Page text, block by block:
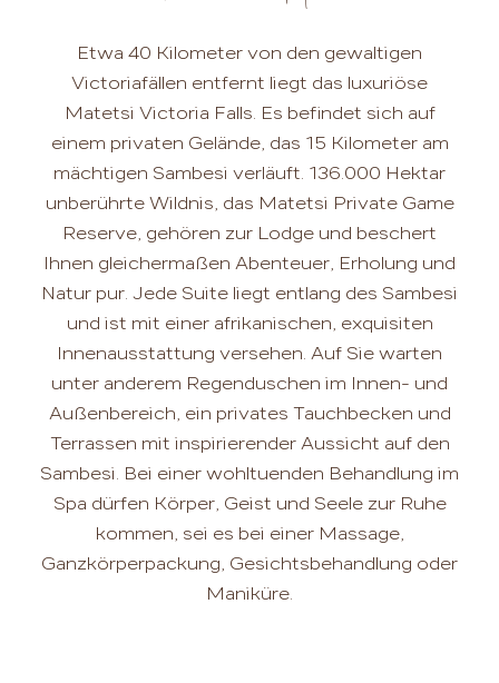
Etwa 40 Kilometer von den gewaltigen
Victoriafällen entfernt liegt das luxuriöse
Matetsi Victoria Falls. Es befindet sich auf
einem privaten Gelände, das 15 Kilometer am
mächtigen Sambesi verläuft. 136.000 Hektar
unberührte Wildnis, das Matetsi Private Game
Reserve, gehören zur Lodge und beschert
Ihnen gleichermaßen Abenteuer, Erholung und
Natur pur. Jede Suite liegt entlang des Sambesi
und ist mit einer afrikanischen, exquisiten
Innenausstattung versehen. Auf Sie warten
unter anderem Regenduschen im Innen- und
Außenbereich, ein privates Tauchbecken und
Terrassen mit inspirierender Aussicht auf den
Sambesi. Bei einer wohltuenden Behandlung im
Spa dürfen Körper, Geist und Seele zur Ruhe
kommen, sei es bei einer Massage,
Ganzkörperpackung, Gesichtsbehandlung oder
Maniküre.